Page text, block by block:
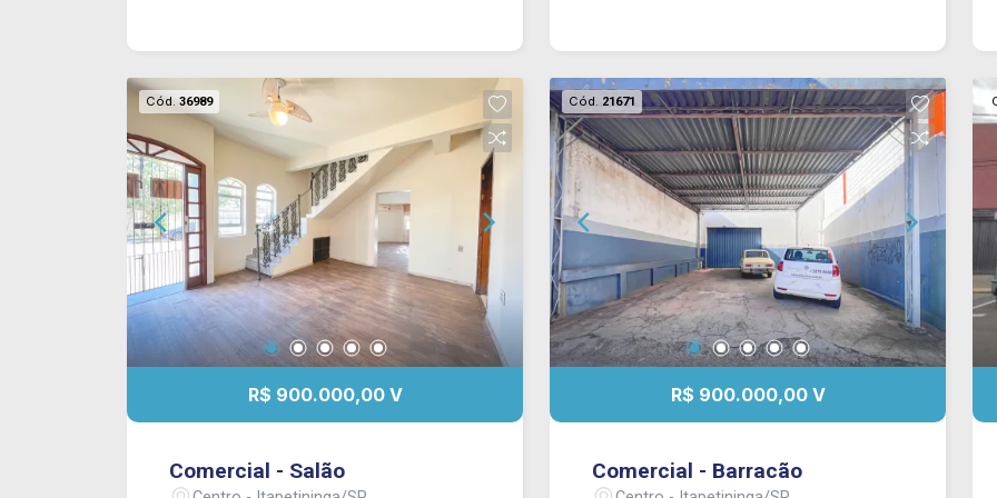
CONSULTE-NOS !
Cód. 36989
R$ 900.000,00 V
Comercial - Salão
Cód. 21671
R$ 900.000,00 V
Comercial - Barracão